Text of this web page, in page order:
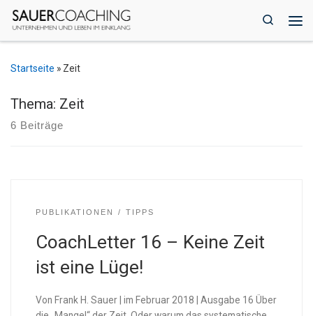
Zum Inhalt springen
Search
Startseite » Zeit
Thema: Zeit
6 Beiträge
PUBLIKATIONEN TIPPS
CoachLetter 16 – Keine Zeit
ist eine Lüge!
Von Frank H. Sauer | im Februar 2018 | Ausgabe 16 Über